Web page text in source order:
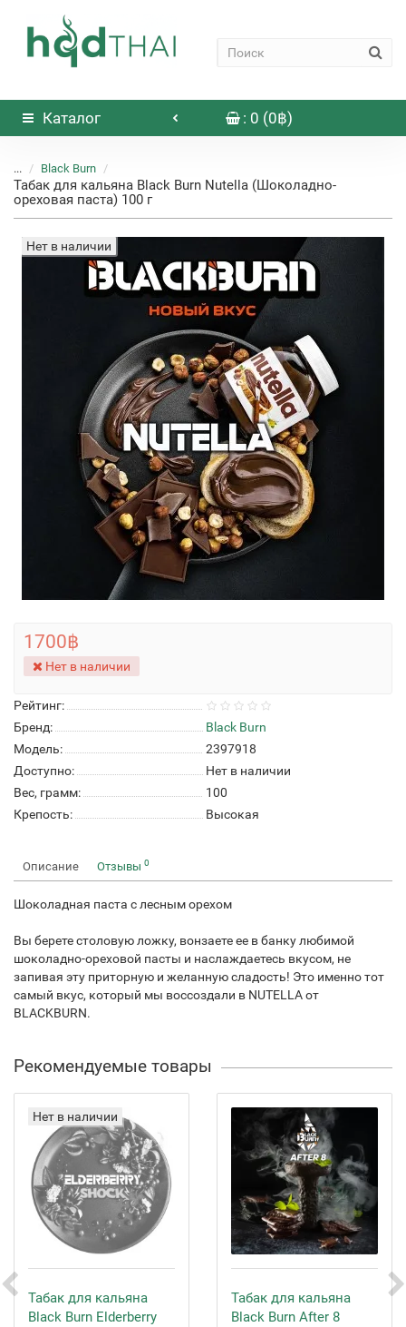
Каталог : 0 (0฿)
... Black Burn
Табак для кальяна Black Burn Nutella (Шоколадно-
ореховая паста) 100 г
Нет в наличии
Рейтинг:
Бренд:
Black Burn
Модель:
2397918
Доступно:
Нет в наличии
Вес, грамм:
100
Крепость:
Высокая
1700฿
Нет в наличии
Описание Отзывы 0
Шоколадная паста с лесным орехом
Вы берете столовую ложку, вонзаете ее в банку любимой
шоколадно-ореховой пасты и наслаждаетесь вкусом, не
запивая эту приторную и желанную сладость! Это именно тот
самый вкус, который мы воссоздали в NUTELLA от
BLACKBURN.
Рекомендуемые товары
Нет в наличии
Табак для кальяна
Black Burn Elderberry
Табак для кальяна
Black Burn After 8